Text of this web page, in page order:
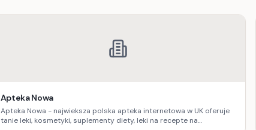
Apteka Nowa
Apteka Nowa - najwieksza polska apteka internetowa w UK oferuje
tanie leki, kosmetyki, suplementy diety, leki na recepte na